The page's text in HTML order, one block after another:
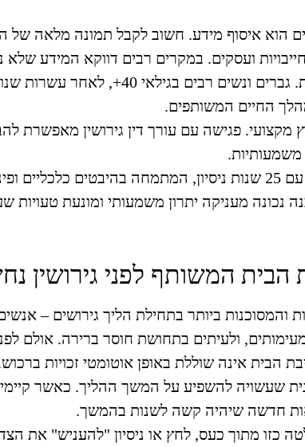
הוא איסוף מידע. חשוב לקבל תמונה מלאה של
ועסקים. במקרים רבים דווקא המידע שלא
השלב השני הוא הבנת הזכויות.
החיים המשותפים.
מקצועי. פגישה עם עורך דין גירושין מאפשרת
כעורכת דין גירושין בתל אביב עם 25 שנות ניסיון,
מעניקה יתרון משמעותי ומונעת טעויות
המשותף לפני גירושין
והמסוכנות ביותר בתחילת הליך גירושים –
ולעיתים בתחושת חוסר ברירה. אולם
הבית אינה שוללת באופן אוטומטי זכויות
שעשויה להשפיע על המשך ההליך. כאשר
חדשה שיהיה קשה לשנות בהמשך.
כזו מתוך כעס, לחץ או ניסיון "להעניש" את